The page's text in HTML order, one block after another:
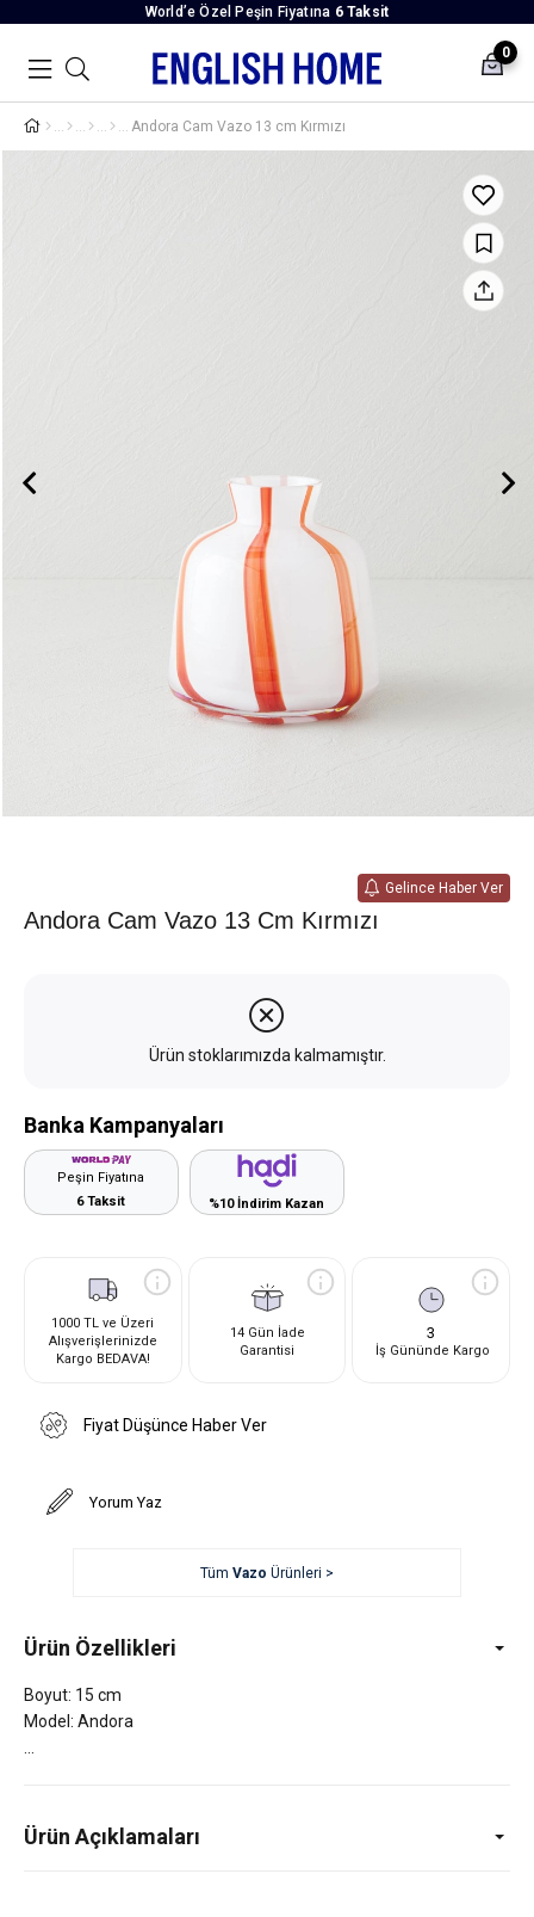
World’e Özel Peşin Fiyatına 6 Taksit
0
Andora Cam Vazo 13 cm Kırmızı
Gelince Haber Ver
Andora Cam Vazo 13 Cm Kırmızı
Ürün stoklarımızda kalmamıştır.
Banka Kampanyaları
Peşin Fiyatına
6 Taksit
%10 İndirim Kazan
1000 TL ve Üzeri
Alışverişlerinizde
Kargo BEDAVA!
14 Gün İade
Garantisi
3
İş Gününde Kargo
Fiyat Düşünce Haber Ver
Yorum Yaz
Tüm Vazo Ürünleri >
Ürün Özellikleri
Boyut: 15 cm
Model: Andora
Ürün Açıklamaları